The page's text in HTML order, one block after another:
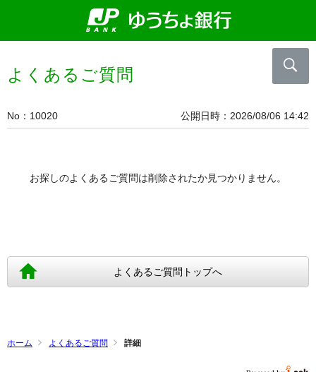
よくあるご質問
No 10020 公開日時 2026/08/06 14:42
お探しのよくあるご質問は削除されたか見つかりません。
よくあるご質問トップへ
ホーム よくあるご質問 詳細